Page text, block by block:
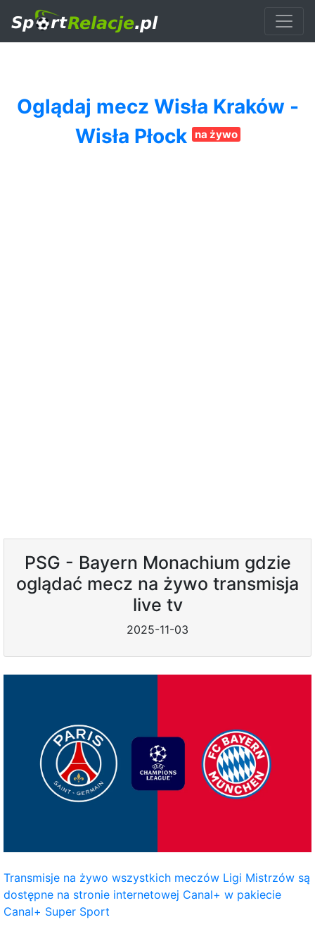
Oglądaj mecz Wisła Kraków -
Wisła Płock
na żywo
PSG - Bayern Monachium gdzie
oglądać mecz na żywo transmisja
live tv
2025-11-03
Transmisje na żywo wszystkich meczów Ligi Mistrzów są
dostępne na stronie internetowej Canal+ w pakiecie
Canal+ Super Sport